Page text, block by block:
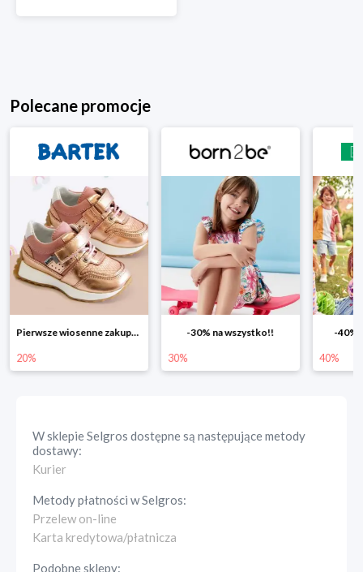
Polecane promocje
Pierwsze wiosenne zakupy -20%
20%
-30% na wszystko!!
30%
-40%
40%
W sklepieSelgros dostępne są następujące metody
dostawy:
Kurier
Metody płatności wSelgros:
Przelew on-line
Karta kredytowa/płatnicza
Podobne sklepy: